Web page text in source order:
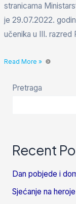
stranicama
je 29.07.2022.
učenika u III.
Read More »
Pretraga
Recent
Dan pobjede i
Sjećanje na